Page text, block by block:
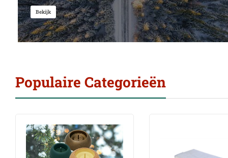
Bekijk
Populaire Categorieën